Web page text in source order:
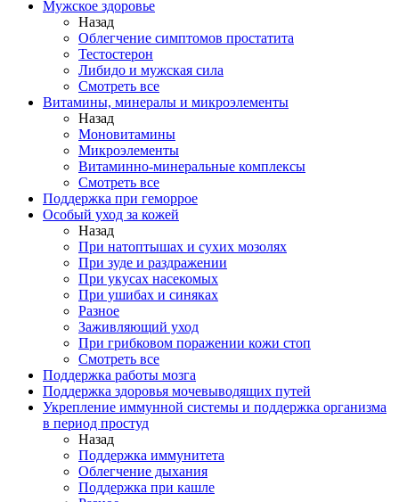
Мужское здоровье
Назад
Облегчение симптомов простатита
Тестостерон
Либидо и мужская сила
Смотреть все
Витамины, минералы и микроэлементы
Назад
Моновитамины
Микроэлементы
Витаминно-минеральные комплексы
Смотреть все
Поддержка при геморрое
Особый уход за кожей
Назад
При натоптышах и сухих мозолях
При зуде и раздражении
При укусах насекомых
При ушибах и синяках
Разное
Заживляющий уход
При грибковом поражении кожи стоп
Смотреть все
Поддержка работы мозга
Поддержка здоровья мочевыводящих путей
Укрепление иммунной системы и поддержка организма
в период простуд
Назад
Поддержка иммунитета
Облегчение дыхания
Поддержка при кашле